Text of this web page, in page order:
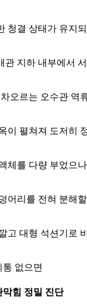
청결 상태가 유지
관 지하 내부에서
오르는 오수관 역
이 펼쳐져 도저히
체를 다량 부었으나
어리를 전혀 분해할
고 대형 석션기로
없으면
힘 정밀 진단